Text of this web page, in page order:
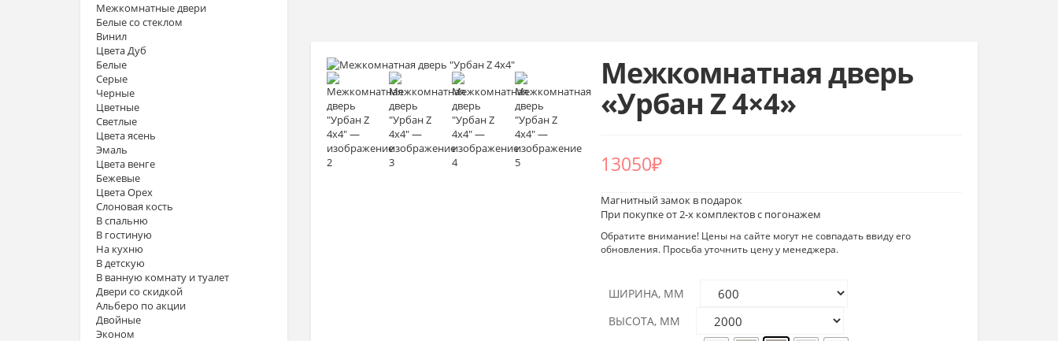
Межкомнатные двери
Белые со стеклом
Винил
Цвета Дуб
Белые
Серые
Черные
Цветные
Светлые
Цвета ясень
Эмаль
Цвета венге
Бежевые
Цвета Орех
Слоновая кость
В спальню
В гостиную
На кухню
В детскую
В ванную комнату и туалет
Двери со скидкой
Альберо по акции
Двойные
Эконом
Межкомнатная дверь
«Урбан Z 4×4»
13050₽
Магнитный замок в подарок
При покупке от 2-х комплектов с погонажем
Обратите внимание! Цены на сайте могут не совпадать ввиду его
обновления. Просьба уточнить цену у менеджера.
ШИРИНА, ММ
ВЫСОТА, ММ